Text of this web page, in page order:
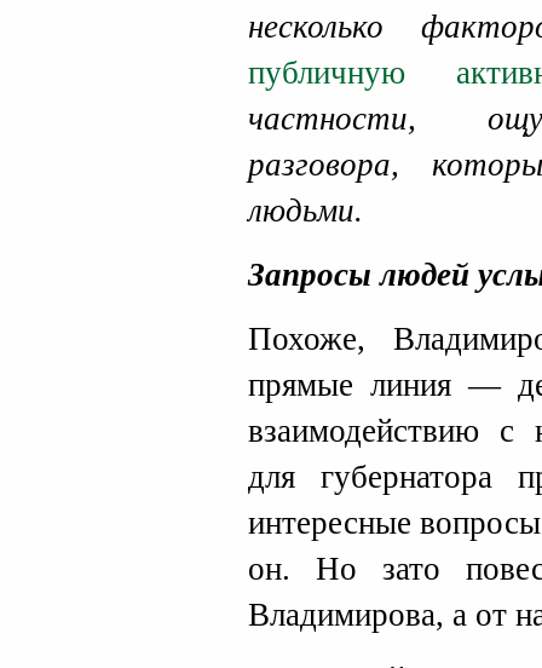
несколько
публичную
частности,
разговора,
людьми.
Запросы людей
Похоже,
прямые линия —
взаимодействию с
для губернатора
интересные
он. Но зато
Владимирова, а от